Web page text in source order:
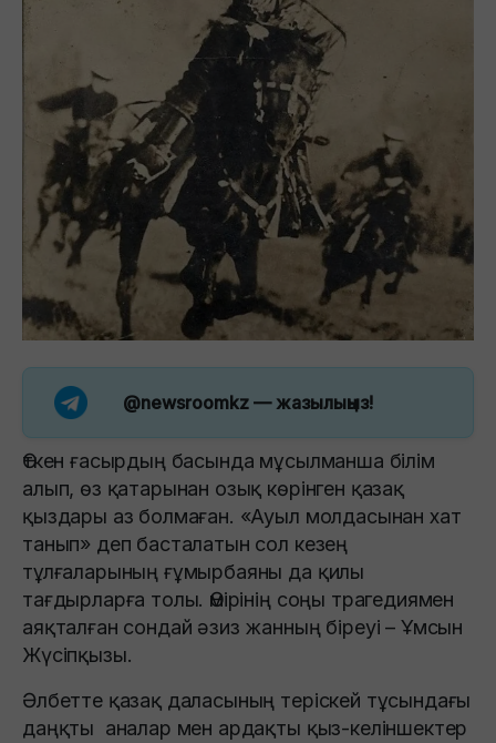
@newsroomkz — жазылыңыз!
Өткен ғасырдың басында мұсылманша білім
алып, өз қатарынан озық көрінген қазақ
қыздары аз болмаған. «Ауыл молдасынан хат
танып» деп басталатын сол кезең
тұлғаларының ғұмырбаяны да қилы
тағдырларға толы. Өмірінің соңы трагедиямен
аяқталған сондай әзиз жанның біреуі – Ұмсын
Жүсіпқызы.
Әлбетте қазақ даласының теріскей тұсындағы
даңқты аналар мен ардақты қыз-келіншектер